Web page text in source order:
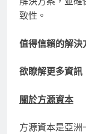
致性。
值得信賴的解決
欲瞭解更多資訊
關於方源資本
方源資本是亞洲